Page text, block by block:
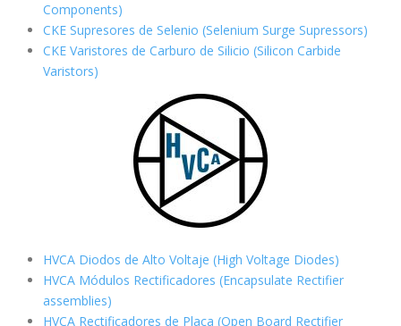
Components)
CKE Supresores de Selenio (Selenium Surge Supressors)
CKE Varistores de Carburo de Silicio (Silicon Carbide
Varistors)
HVCA Diodos de Alto Voltaje (High Voltage Diodes)
HVCA Módulos Rectificadores (Encapsulate Rectifier
assemblies)
HVCA Rectificadores de Placa (Open Board Rectifier